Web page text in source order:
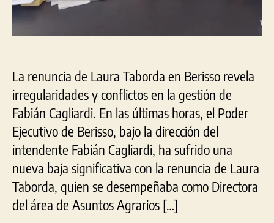
en
de
Cagliardi?
La renuncia de Laura Taborda en Berisso revela
irregularidades y conflictos en la gestión de
Fabián Cagliardi. En las últimas horas, el Poder
Ejecutivo de Berisso, bajo la dirección del
intendente Fabián Cagliardi, ha sufrido una
nueva baja significativa con la renuncia de Laura
Taborda, quien se desempeñaba como Directora
del área de Asuntos Agrarios […]